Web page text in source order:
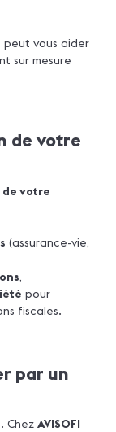
peut vous aider
sur mesure
de votre
votre
(assurance-vie,
,
pour
fiscales.
par un
Chez AVISOFI